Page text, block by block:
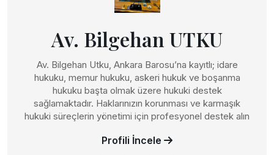
Av. Bilgehan UTKU
Av. Bilgehan Utku, Ankara Barosu’na kayıtlı; idare
hukuku, memur hukuku, askeri hukuk ve boşanma
hukuku başta olmak üzere hukuki destek
sağlamaktadır. Haklarınızın korunması ve karmaşık
hukuki süreçlerin yönetimi için profesyonel destek alın
Profili İncele